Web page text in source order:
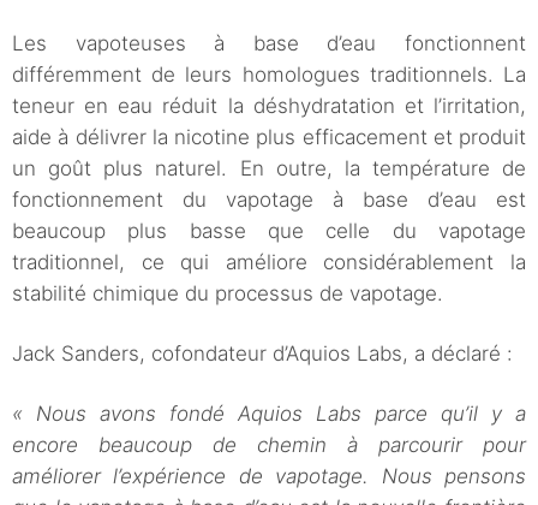
Les vapoteuses à base d’eau fonctionnent
différemment de leurs homologues traditionnels. La
teneur en eau réduit la déshydratation et l’irritation,
aide à délivrer la nicotine plus efficacement et produit
un goût plus naturel. En outre, la température de
fonctionnement du vapotage à base d’eau est
beaucoup plus basse que celle du vapotage
traditionnel, ce qui améliore considérablement la
stabilité chimique du processus de vapotage.
Jack Sanders, cofondateur d’Aquios Labs, a déclaré :
« Nous avons fondé Aquios Labs parce qu’il y a
encore beaucoup de chemin à parcourir pour
améliorer l’expérience de vapotage. Nous pensons